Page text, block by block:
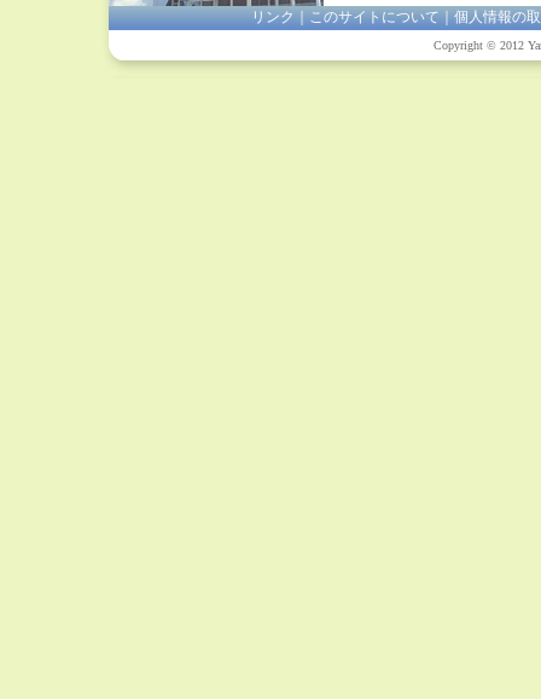
リンク｜このサイトについて｜個人情報の
Copyright © 2012